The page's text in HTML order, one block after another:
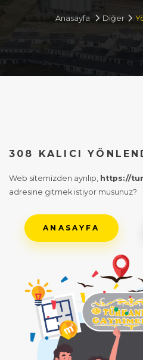
Anasayfa Diğer
308 KALICI
Web sitemizden ayrılıp, https://
adresine gitmek istiyor musunuz?
ANASAYFA